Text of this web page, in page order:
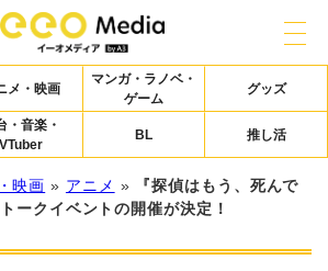
メ・映画
マンガ・ラノベ・
ゲーム
グッズ
・音楽・
VTuber
BL 推し活
映画 » アニメ »
『探偵はもう、死んで
ークイベントの開催が決定！